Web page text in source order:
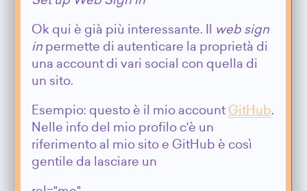
Ok qui è già più interessante. Il web sign
in permette di autenticare la proprietà di
una account di vari social con quella di
un sito.
Esempio: questo è il mio account GitHub.
Nelle info del mio profilo c'è un
riferimento al mio sito e GitHub è così
gentile da lasciare un